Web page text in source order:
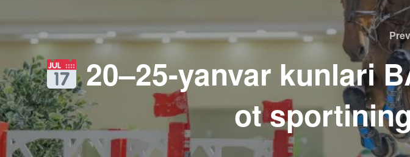
20–25-yanvar kunlari
ot